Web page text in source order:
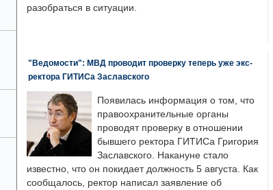
разобраться в ситуации.
"Ведомости": МВД проводит проверку теперь уже экс-
ректора ГИТИСа Заславского
Появилась информация о том, что
правоохранительные органы
проводят проверку в отношении
бывшего ректора ГИТИСа Григория
Заславского. Накануне стало
известно, что он покидает должность 5 августа. Как
сообщалось, ректор написал заявление об